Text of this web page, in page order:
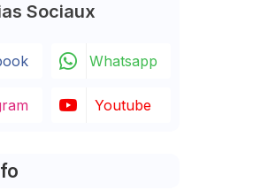
Sociaux
Whatsapp
Youtube